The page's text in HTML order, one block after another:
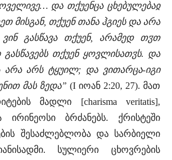
და თქუენცა ცხებულებაჲ
მისგან, თქუენ თანა ჰგიეს და არა
ვინ გასწავა თქუენ, არამედ თჳთ
გასწავებს თქუენ ყოვლისათჳს. და
არა არს ტყუილ; და ვითარცა-იგი
მას ზედა” (I იოან 2:20, 27). მათ
მადლი [charisma veritatis],
ბრძანებს. ქრისტეში
შესაძლებლობა და სარბიელი
სულიერი ცხოვრების